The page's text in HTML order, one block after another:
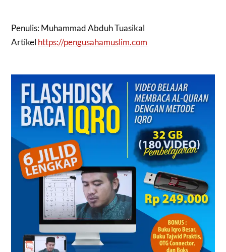
Penulis: Muhammad Abduh Tuasikal
Artikel https://pengusahamuslim.com